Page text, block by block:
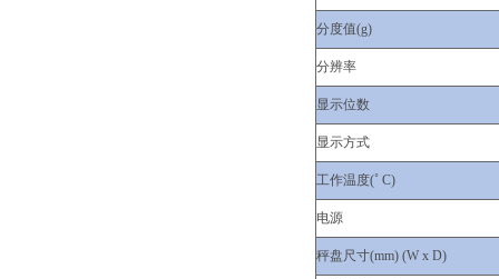
分度值(g)
分辨率
显示位数
显示方式
工作温度(˚ C)
电源
秤盘尺寸(mm) (W x D)